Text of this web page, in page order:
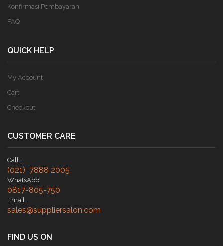
Konfirmasi Pembayaran
FAQ
QUICK HELP
My Account
Cart
Checkout
CUSTOMER CARE
Call :
(021) 7888 2005
WhatsApp
0817-805-750
Email
sales@suppliersalon.com
FIND US ON